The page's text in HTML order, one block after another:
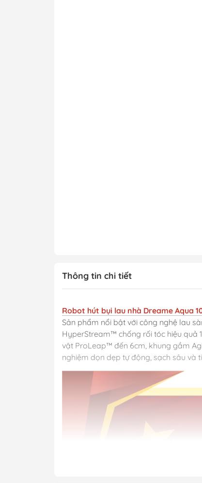
Thông tin chi tiết
Robot hút bụi lau nhà Dreame Aqua
Sản phẩm nổi bật với công nghệ lau
HyperStream™ chống rối tóc hiệu quả
vật ProLeap™ đến 6cm, khung gầm
nghiệm dọn dẹp tự động, sạch sâu và